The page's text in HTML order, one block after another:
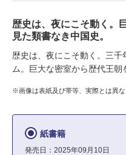
歴史は、夜にこそ動く。
見た類書なき中国史。
歴史は、夜にこそ動く。三
ム。巨大な密室から歴代王朝
※画像は表紙及び帯等、実際とは異な
紙書籍
発売日：2025年09月10日